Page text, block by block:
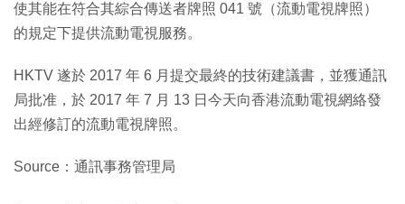
使其能在符合其綜合傳送者牌照 041 號（流動電視牌照）
的規定下提供流動電視服務。
HKTV 遂於 2017 年 6 月提交最終的技術建議書，並獲通訊
局批准，於 2017 年 7 月 13 日今天向香港流動電視網絡發
出經修訂的流動電視牌照。
Source：通訊事務管理局